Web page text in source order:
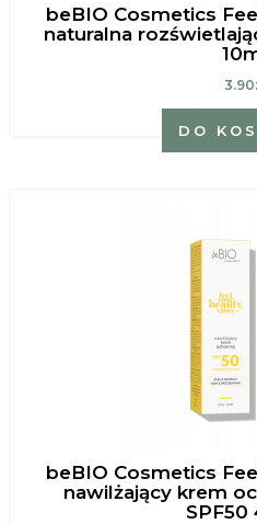
beBIO Cosmetics
naturalna
DO
beBIO Cosmetics
nawilżający krem
SPF50